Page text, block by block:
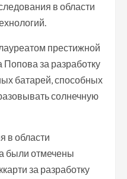
в области
престижной
за разработку
батарей, способных
солнечную
в области
были отмечены
за разработку